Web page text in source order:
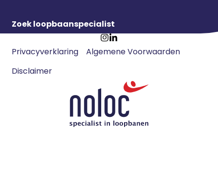
Zoek loopbaanspecialist
GaGa
Footer
navigatie
Privacyverklaring
Algemene Voorwaarden
Disclaimer